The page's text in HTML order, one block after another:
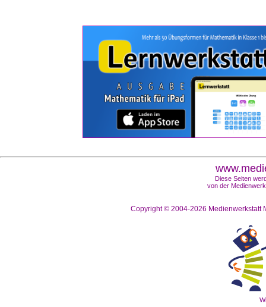
Diese Seiten
von der
Copyright © 2004-2026 Medienwerkstatt